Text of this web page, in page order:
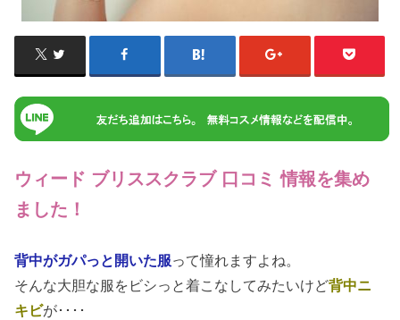
ウィード ブリススクラブ 口コミ 情報を集め
ました！
背中がガパっと開いた服って憧れますよね。
そんな大胆な服をビシっと着こなしてみたいけど背中ニ
キビが････